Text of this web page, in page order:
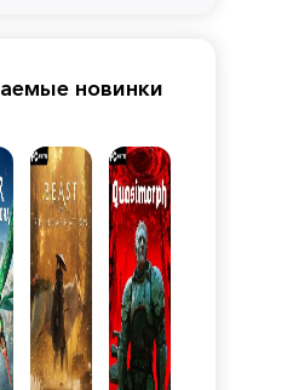
новинки